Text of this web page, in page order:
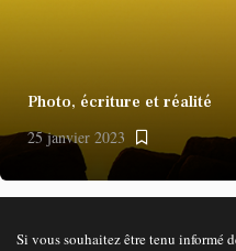
Photo, écriture et réalité
25 janvier 2023
Si vous souhaitez être tenu informé